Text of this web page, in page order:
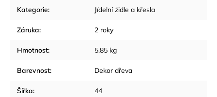
Kategorie: Jídelní židle a křesla
Záruka: 2 roky
Hmotnost: 5.85 kg
Barevnost: Dekor dřeva
Šířka: 44